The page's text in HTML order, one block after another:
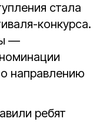
стала
конкурса.
—
направлению
ребят